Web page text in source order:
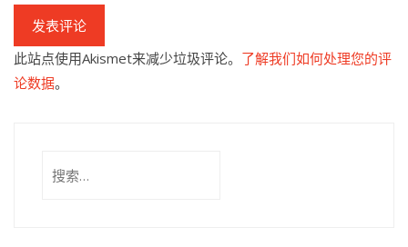
此站点使用Akismet来减少垃圾评论。 了解我们如何处理您的评
论数据。
索：